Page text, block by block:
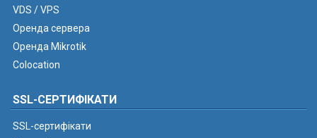
VDS / VPS
Оренда сервера
Оренда Mikrotik
Colocation
SSL-СЕРТИФІКАТИ
SSL-сертифікати